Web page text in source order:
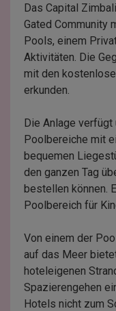
Das Capital
Gated Community
Pools, einem
Aktivitäten. Die
mit den
erkunden.
Die Anlage verfügt
Poolbereiche mit
bequemen
den ganzen Tag
bestellen können.
Poolbereich für
Von einem der
auf das Meer
hoteleigenen
Spazierengehen
Hotels nicht zum